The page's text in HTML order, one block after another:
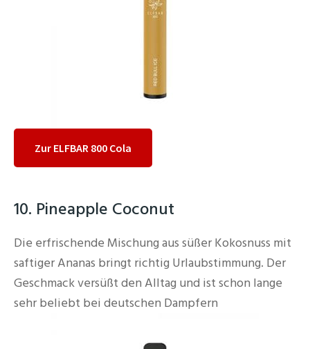
Zur ELFBAR 800 Cola
10. Pineapple Coconut
Die erfrischende Mischung aus süßer Kokosnuss mit
saftiger Ananas bringt richtig Urlaubstimmung. Der
Geschmack versüßt den Alltag und ist schon lange
sehr beliebt bei deutschen Dampfern